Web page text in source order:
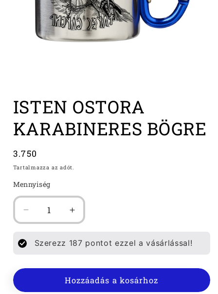
megnyitása
modális
párbeszédpanelen
ISTEN OSTORA
KARABINERES BÖGRE
Normál
ár
3.750
Tartalmazza az adót.
Mennyiség
ISTEN
OSTORA
BÖGRE
csökkentése
ISTEN
OSTORA
BÖGRE
növelése
Szerezz 187 pontot ezzel a vásárlással!
Hozzáadás a kosárhoz